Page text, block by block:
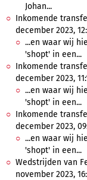
Johan...
Inkomende
december 2023,
...en waar wij
'shopt' in een...
Inkomende
december 2023,
...en waar wij
'shopt' in een...
Inkomende
december 2023,
...en waar wij
'shopt' in een...
Wedstrijden van
november 2023,